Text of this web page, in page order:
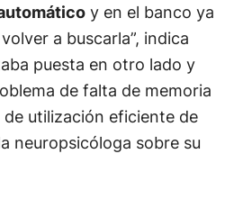
y en el banco ya
a buscarla”, indica
puesta en otro lado y
de falta de memoria
utilización eficiente de
neuropsicóloga sobre su